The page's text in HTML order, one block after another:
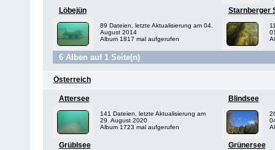
Löbejün
89 Dateien, letzte Aktualisierung am 04.
August 2014
Album 1817 mal aufgerufen
Starnberger
6 Alben auf 1 Seite(n)
Österreich
Attersee
141 Dateien, letzte Aktualisierung am
29. August 2020
Album 1723 mal aufgerufen
Blindsee
Grüblsee Grünersee